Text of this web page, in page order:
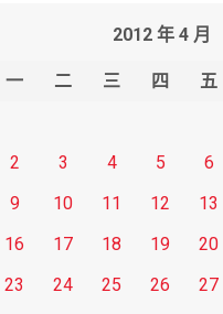
2012 年 4 月
一 二 三 四 五
2
3 4 5 6
9
10 11 12 13
16
17 18 19 20
23
24 25 26 27